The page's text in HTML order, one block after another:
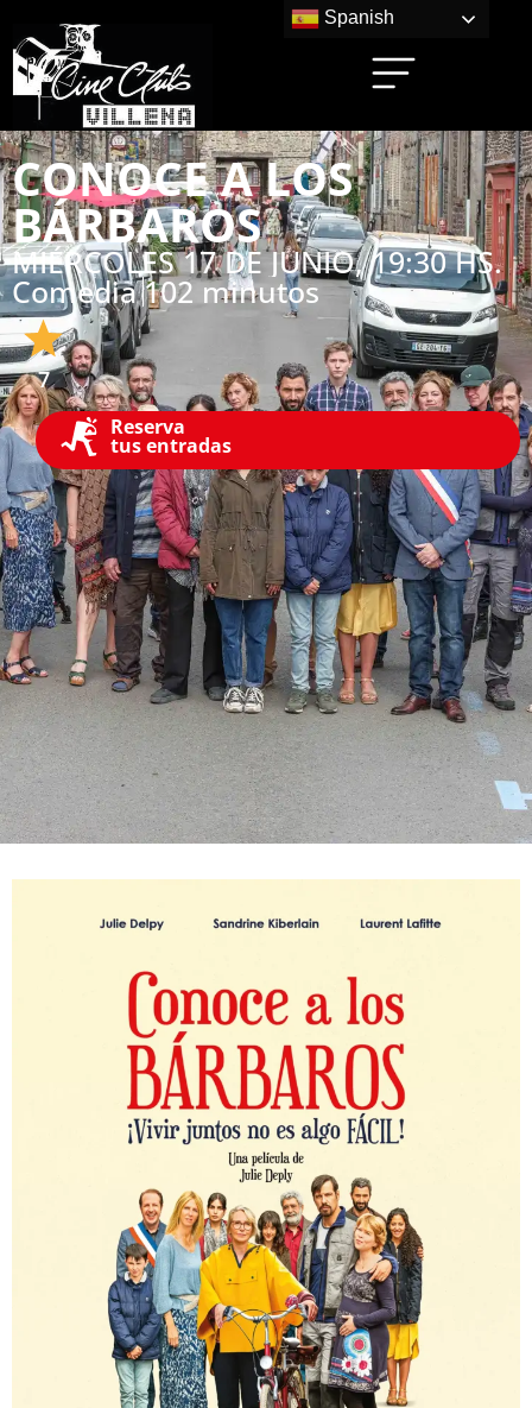
CONOCE A LOS
BÁRBAROS
MIÉRCOLES 17 DE JUNIO, 19:30 HS.
Comedia102 minutos
7
Reserva
tus entradas
Spanish